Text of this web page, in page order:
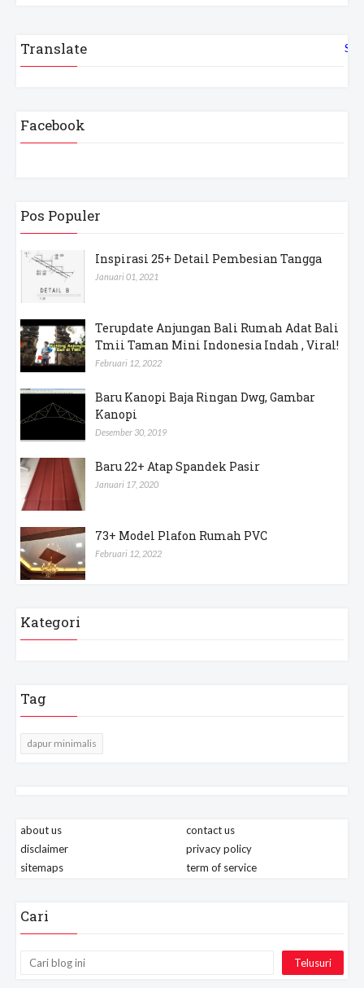
Translate
Facebook
Pos Populer
Inspirasi 25+ Detail Pembesian Tangga
Januari 01, 2021
Terupdate Anjungan Bali Rumah Adat Bali
Tmii Taman Mini Indonesia Indah , Viral!
Februari 12, 2022
Baru Kanopi Baja Ringan Dwg, Gambar
Kanopi
Desember 30, 2019
Baru 22+ Atap Spandek Pasir
Januari 17, 2020
73+ Model Plafon Rumah PVC
Februari 12, 2022
Kategori
Tag
dapur minimalis
about us
contact us
disclaimer
privacy policy
sitemaps
term of service
Cari